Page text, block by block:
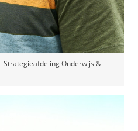
Strategieafdeling Onderwijs &